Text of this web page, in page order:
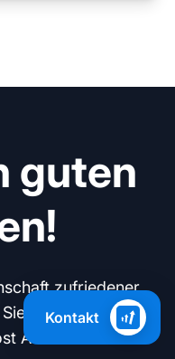
guten
zufriedener
exzellenten
Affiliate Pro.
Kontakt